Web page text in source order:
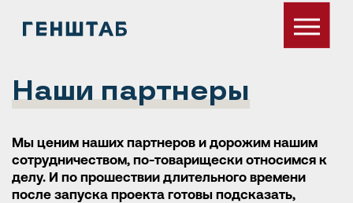
Наши партнеры
Мы ценим наших партнеров и дорожим нашим
сотрудничеством, по-товарищески относимся к
делу. И по прошествии длительного времени
после запуска проекта готовы подсказать,